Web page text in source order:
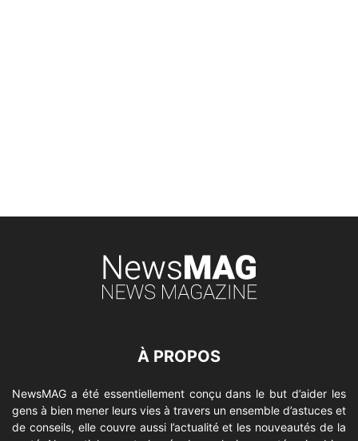
À PROPOS
NewsMAG a été essentiellement conçu dans le but d’aider les
gens à bien mener leurs vies à travers un ensemble d’astuces et
de conseils, elle couvre aussi l’actualité et les nouveautés de la